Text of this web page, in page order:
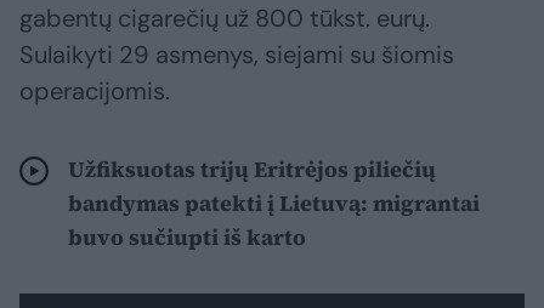
gabentų cigarečių už 800 tūkst. eurų.
Sulaikyti 29 asmenys, siejami su šiomis
operacijomis.
Užfiksuotas trijų Eritrėjos piliečių
bandymas patekti į Lietuvą: migrantai
buvo sučiupti iš karto